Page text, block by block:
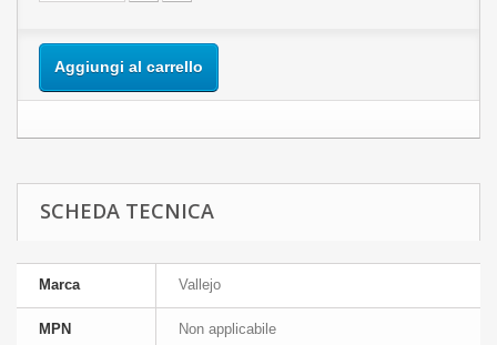
Aggiungi al carrello
SCHEDA TECNICA
Marca Vallejo
MPN Non applicabile